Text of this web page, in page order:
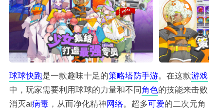
球球快跑是一款趣味十足的策略塔防手游。在这款游戏
中，玩家需要利用球球的力量和不同角色的技能来击败
消灭ai病毒，从而净化精神网络。超多可爱的二次元角